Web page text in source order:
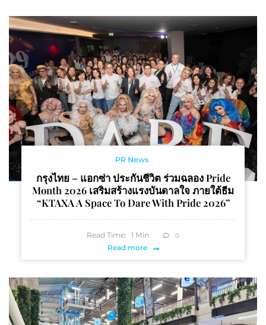
PR News
กรุงไทย – แอกซ่า ประกันชีวิต ร่วมฉลอง Pride
Month 2026 เสริมสร้างแรงบันดาลใจ ภายใต้ธีม
“KTAXA A Space To Dare With Pride 2026”
Read Time: 1 Min 0
Read more